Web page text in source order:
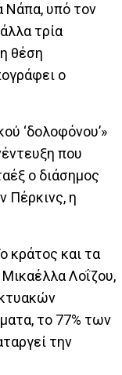
Νάπα, υπό τον
τρία
θέση
ο
‘δολοφόνου’»
που
ο διάσημος
Πέρκινς, η
κράτος και τα
Λοΐζου,
το 77% των
την